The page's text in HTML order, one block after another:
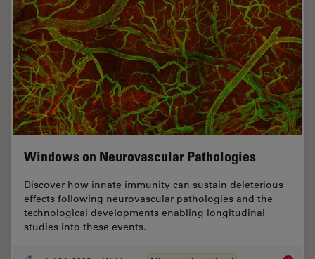
Windows on Neurovascular Pathologies
Discover how innate immunity can sustain deleterious
effects following neurovascular pathologies and the
technological developments enabling longitudinal
studies into these events.